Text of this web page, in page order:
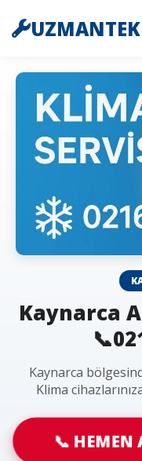
Kaynarca
Kaynarca
Klima
📞 HEMEN